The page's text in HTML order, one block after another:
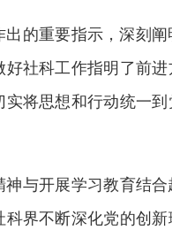
的重要指示，深刻
社科工作指明了前
将思想和行动统一
与开展学习教育结
界不断深化党的创